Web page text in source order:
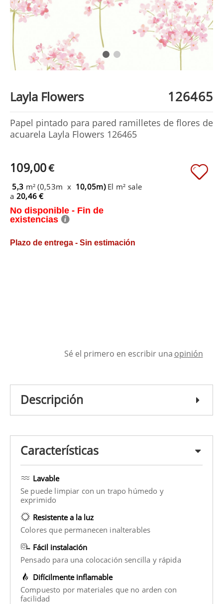
Layla Flowers 126465
Papel pintado para pared ramilletes de flores de
acuarela Layla Flowers 126465
109,00€
5,3 m² (0,53m x 10,05m) El m² sale
a 20,46 €
No disponible - Fin de
existencias
Plazo de entrega - Sin estimación
Sé el primero en escribir una opinión
Descripción
Características
Lavable
Se puede limpiar con un trapo húmedo y
exprimido
Resistente a la luz
Colores que permanecen inalterables
Fácil instalación
Pensado para una colocación sencilla y rápida
Difícilmente inflamable
Compuesto por materiales que no arden con
facilidad